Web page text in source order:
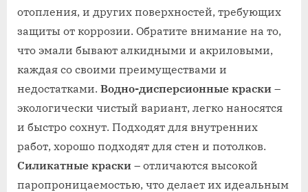
отопления, и других поверхностей, требующих
защиты от коррозии. Обратите внимание на то,
что эмали бывают алкидными и акриловыми,
каждая со своими преимуществами и
недостатками. Водно-дисперсионные краски –
экологически чистый вариант, легко наносятся
и быстро сохнут. Подходят для внутренних
работ, хорошо подходят для стен и потолков.
Силикатные краски – отличаются высокой
паропроницаемостью, что делает их идеальным